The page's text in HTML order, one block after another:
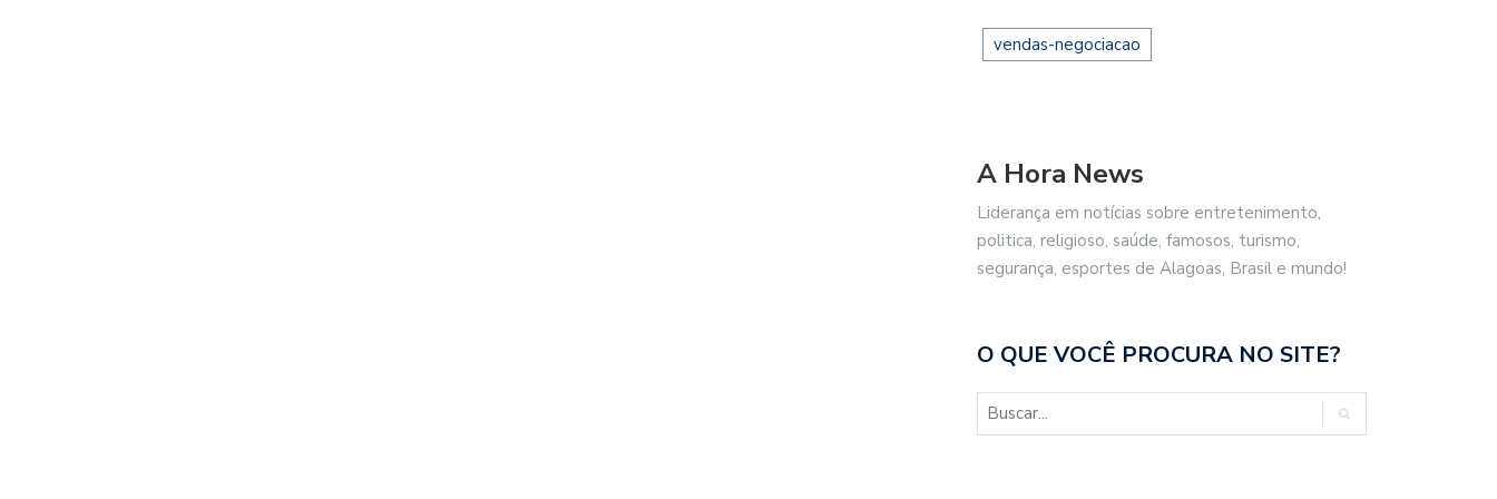
vendas-negociacao
A Hora News
Liderança em notícias sobre entretenimento,
politica, religioso, saúde, famosos, turismo,
segurança, esportes de Alagoas, Brasil e mundo!
O QUE VOCÊ PROCURA NO SITE?